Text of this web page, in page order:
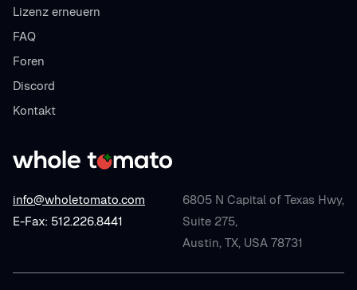
info@wholetomato.com
E-Fax: 512.226.8441
6805 N Capital of Texas Hwy,
Suite 275,
Austin, TX, USA 78731
Lizenz erneuern
FAQ
Foren
Discord
Kontakt